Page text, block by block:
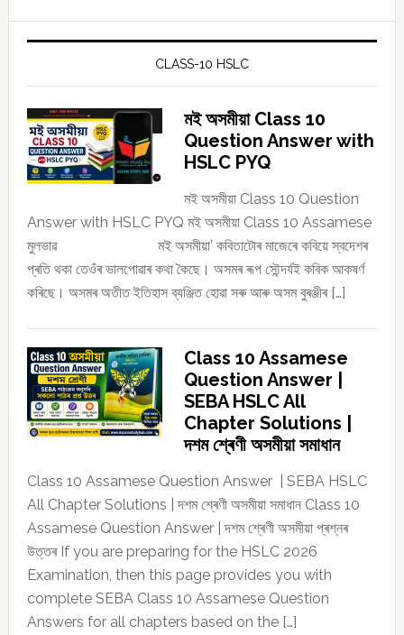
CLASS-10 HSLC
মই অসমীয়া Class 10
Question Answer with
HSLC PYQ
মই অসমীয়া Class 10 Question
Answer with HSLC PYQ মই অসমীয়া Class 10 Assamese
মুলভাৱ মই অসমীয়া’ কবিতাটোৰ মাজেৰে কবিয়ে স্বদেশৰ
প্ৰতি থকা তেওঁৰ ভালপোৱাৰ কথা কৈছে। অসমৰ ৰূপ সৌন্দৰ্যই কবিক আকষৰ্ণ
কৰিছে। অসমৰ অতীত ইতিহাস ব্যঞ্জিত হোৱা সৰু আৰু অসম বুৰঞ্জীৰ […]
Class 10 Assamese
Question Answer |
SEBA HSLC All
Chapter Solutions |
দশম শ্ৰেণী অসমীয়া সমাধান
Class 10 Assamese Question Answer | SEBA HSLC
All Chapter Solutions | দশম শ্ৰেণী অসমীয়া সমাধান Class 10
Assamese Question Answer | দশম শ্ৰেণী অসমীয়া প্ৰশ্নৰ
উত্তৰ If you are preparing for the HSLC 2026
Examination, then this page provides you with
complete SEBA Class 10 Assamese Question
Answers for all chapters based on the […]